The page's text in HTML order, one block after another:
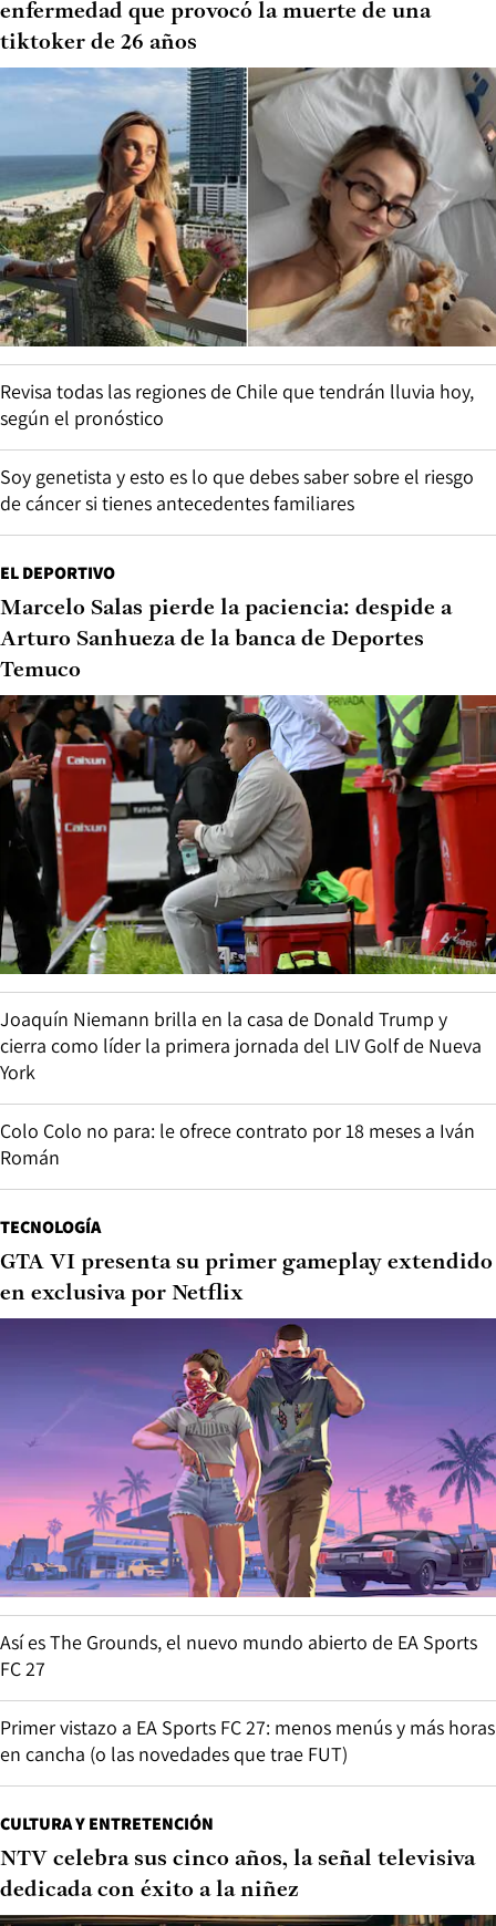
enfermedad que provocó la muerte de una
tiktoker de 26 años
Revisa todas las regiones de Chile que tendrán lluvia hoy,
según el pronóstico
Soy genetista y esto es lo que debes saber sobre el riesgo
de cáncer si tienes antecedentes familiares
EL DEPORTIVO
Marcelo Salas pierde la paciencia: despide a
Arturo Sanhueza de la banca de Deportes
Temuco
Joaquín Niemann brilla en la casa de Donald Trump y
cierra como líder la primera jornada del LIV Golf de Nueva
York
Colo Colo no para: le ofrece contrato por 18 meses a Iván
Román
TECNOLOGÍA
GTA VI presenta su primer gameplay extendido
en exclusiva por Netflix
Así es The Grounds, el nuevo mundo abierto de EA Sports
FC 27
Primer vistazo a EA Sports FC 27: menos menús y más horas
en cancha (o las novedades que trae FUT)
CULTURA Y ENTRETENCIÓN
NTV celebra sus cinco años, la señal televisiva
dedicada con éxito a la niñez